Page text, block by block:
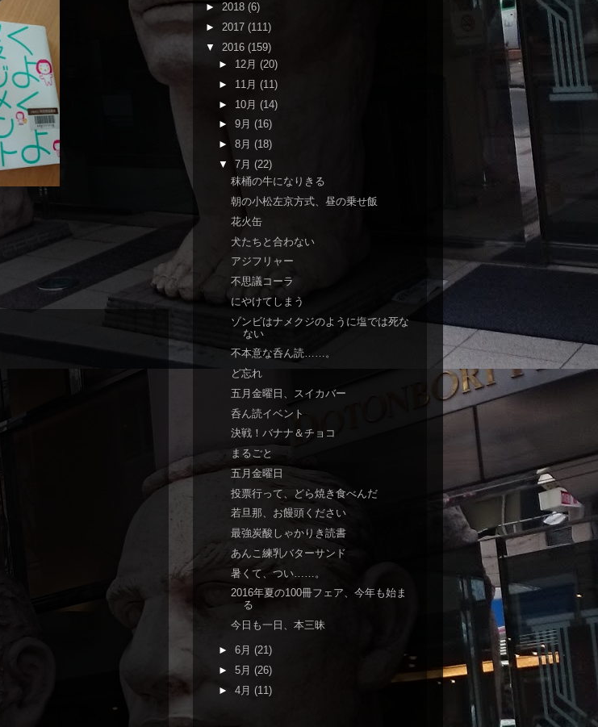
► 2018 (6)
► 2017 (111)
▼ 2016 (159)
► 12月 (20)
► 11月 (11)
► 10月 (14)
► 9月 (16)
► 8月 (18)
▼ 7月 (22)
秣桶の牛になりきる
朝の小松左京方式、昼の乗せ飯
花火缶
犬たちと合わない
アジフリャー
不思議コーラ
にやけてしまう
ゾンビはナメクジのように塩では死な
ない
不本意な呑ん読……。
ど忘れ
五月金曜日、スイカバー
呑ん読イベント
決戦！バナナ＆チョコ
まるごと
五月金曜日
投票行って、どら焼き食べんだ
若旦那、お饅頭ください
最強炭酸しゃかりき読書
あんこ練乳バターサンド
暑くて、つい……。
2016年夏の100冊フェア、今年も始ま
る
今日も一日、本三昧
► 6月 (21)
► 5月 (26)
► 4月 (11)